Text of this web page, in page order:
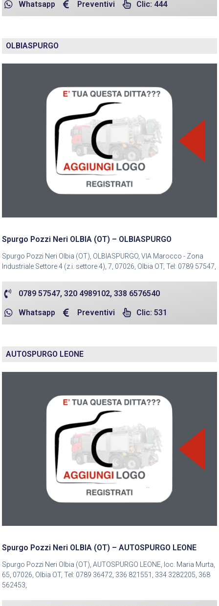
Whatsapp Preventivi Clic: 444
OLBIASPURGO
Spurgo Pozzi Neri OLBIA (OT) – OLBIASPURGO
Spurgo Pozzi Neri Olbia (OT), OLBIASPURGO, VIA Marocco - Zona
Industriale Settore 4 (z.i. settore 4), 7, 07026, Olbia OT, Tel: 0789 57547,
0789 57547, 320 4989102, 338 6576540
Whatsapp Preventivi Clic: 531
AUTOSPURGO LEONE
Spurgo Pozzi Neri OLBIA (OT) – AUTOSPURGO LEONE
Spurgo Pozzi Neri Olbia (OT), AUTOSPURGO LEONE, loc. Maria Murta,
65, 07026, Olbia OT, Tel: 0789 36472, 336 821551, 334 3282205, 368
562453,